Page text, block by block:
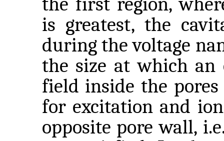
is greatest, the
during the voltage
the size at which an
field inside the
for excitation and
opposite pore wall,